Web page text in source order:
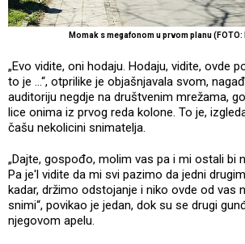
Momak s megafonom u prvom planu (FOTO:
„Evo vidite, oni hodaju. Hodaju, vidite, ovde
to je …“, otprilike je objašnjavala svom,
auditoriju negdje na društvenim mrežama,
lice onima iz prvog reda kolone. To je,
čašu nekolicini snimatelja.
„Dajte, gospođo, molim vas pa i mi ostali bi
Pa je'l vidite da mi svi pazimo da jedni
kadar, držimo odstojanje i niko ovde od vas
snimi“, povikao je jedan, dok su se drugi
njegovom apelu.